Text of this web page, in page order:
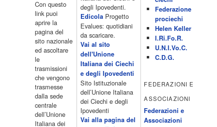
19.35 Medici miei 20.05 Camera caf� 20.30 La ruota della
fortuna 21.10 […]
Acor3.it
programmiTv - LA 7
4 Dicembre 2022
Programmi 06:00 - Tg La7/meteo/oroscopo/traffico06:55 - Movie
Flash07:00 - Omnibus ? Rassegna stampa07:30 - Tg La707:50 -
Omnibus09:50 - Coffee Break11:00 - L?aria che tira12:25 - I
men� di Benedetta13:30 - Tg La714:00 - Tg La7 Cronache14:40 -
Telefilm: Le strade di San Francisco - Omicidio di primo grado -
Una scuola di paura 16:30 […]
Acor3.it
programmiTv - CANALE 5 4 Dicembre 2022
Programmi 2/3 06.00 TG5/Traffico/Meteo/Borse e monete 08.00
Con questo
link puoi
aprire la
pagina del
sito nazionale
ed ascoltare
le
trasmissioni
che vengono
trasmesse
dalla sede
centrale
dell’Unione
Italiana dei
degli Ipovedenti.
EdicolaProgetto
Evalues: quotidiani
da scaricare.
Vai al sito
dell'Unione
Italiana dei Ciechi
e degli Ipovedenti
Sito Istituzionale
dell’Unione Italiana
dei Ciechi e degli
Ipovedenti
Vai alla pagina del
Federazione
prociechi
Helen Keller
I.Ri.Fo.R.
U.N.I.Vo.C.
C.D.G.
FEDERAZIONI E
ASSOCIAZIONI
Federazioni e
Associazioni